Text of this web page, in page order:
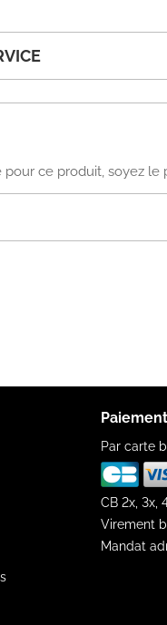
ce produit, soyez le
Par carte
CB 2x, 3x,
Virement
Mandat